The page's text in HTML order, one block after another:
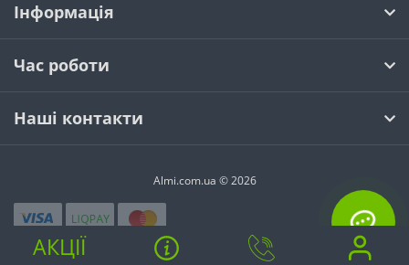
Інформація
Час роботи
Наші контакти
Almi.com.ua © 2026
АКЦІЇ